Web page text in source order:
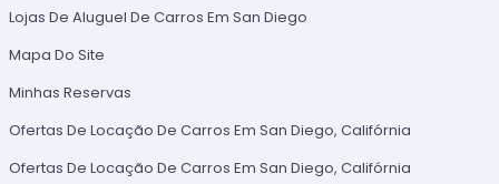
Lojas De Aluguel De Carros Em San Diego
Mapa Do Site
Minhas Reservas
Ofertas De Locação De Carros Em San Diego, Califórnia
Ofertas De Locação De Carros Em San Diego, Califórnia